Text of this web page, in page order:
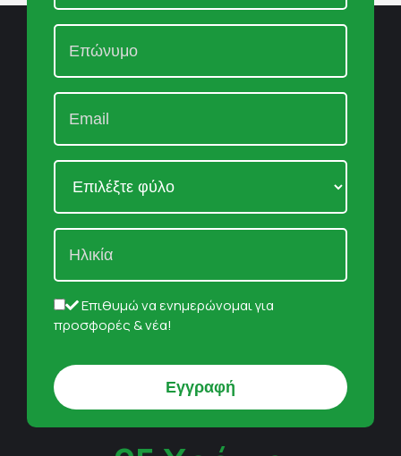
Επιθυμώ να ενημερώνομαι για
προσφορές & νέα!